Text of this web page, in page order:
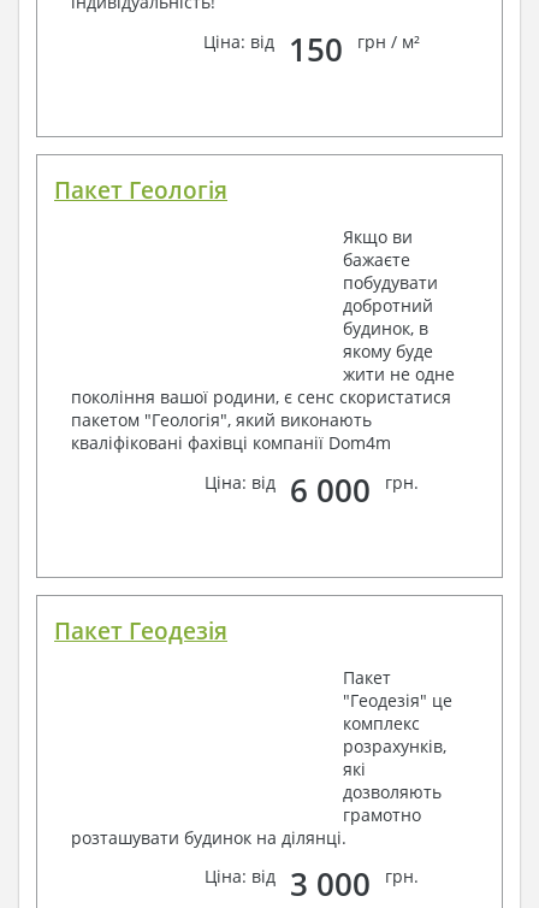
Ціна: від
150 грн / м²
Пакет Геологія
Якщо ви
бажаєте
побудувати
добротний
будинок, в
якому буде
жити не одне
покоління вашої родини, є сенс скористатися
пакетом "Геологія", який виконають
кваліфіковані фахівці компанії Dom4m
Ціна: від
6 000 грн.
Пакет Геодезія
Пакет
"Геодезія" це
комплекс
розрахунків,
які
дозволяють
грамотно
розташувати будинок на ділянці.
Ціна: від
3 000 грн.